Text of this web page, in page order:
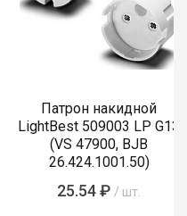
Патрон накидной
LightBest 509003 LP G13
(VS 47900, BJB
26.424.1001.50)
25.54 ₽ / шт.